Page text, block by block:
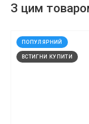
З цим
ПОПУЛЯРНИЙ
ВСТИГНИ КУПИТИ
код: 927665